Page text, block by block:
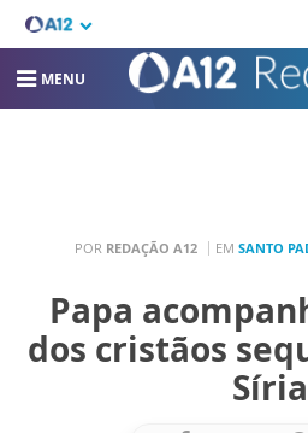
MENU
POR REDAÇÃO A12 EM SANTO
Papa
dos cristãos
Síria